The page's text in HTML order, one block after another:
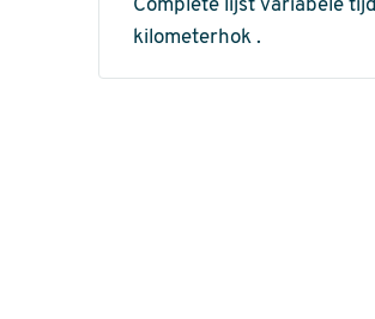
Complete lijst variabele
kilometerhok .